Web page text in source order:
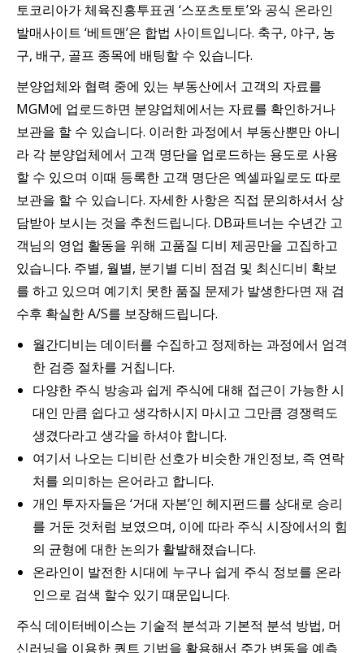
토코리아가 체육진흥투표권 ‘스포츠토토’와 공식 온라인
발매사이트 ‘베트맨’은 합법 사이트입니다. 축구, 야구, 농
구, 배구, 골프 종목에 배팅할 수 있습니다.
분양업체와 협력 중에 있는 부동산에서 고객의 자료를
MGM에 업로드하면 분양업체에서는 자료를 확인하거나
보관을 할 수 있습니다. 이러한 과정에서 부동산뿐만 아니
라 각 분양업체에서 고객 명단을 업로드하는 용도로 사용
할 수 있으며 이때 등록한 고객 명단은 엑셀파일로도 따로
보관을 할 수 있습니다. 자세한 사항은 직접 문의하셔서 상
담받아 보시는 것을 추천드립니다. DB파트너는 수년간 고
객님의 영업 활동을 위해 고품질 디비 제공만을 고집하고
있습니다. 주별, 월별, 분기별 디비 점검 및 최신디비 확보
를 하고 있으며 예기치 못한 품질 문제가 발생한다면 재 검
수후 확실한 A/S를 보장해드립니다.
월간디비는 데이터를 수집하고 정제하는 과정에서 엄격
한 검증 절차를 거칩니다.
다양한 주식 방송과 쉽게 주식에 대해 접근이 가능한 시
대인 만큼 쉽다고 생각하시지 마시고 그만큼 경쟁력도
생겼다라고 생각을 하셔야 합니다.
여기서 나오는 디비란 선호가 비슷한 개인정보, 즉 연락
처를 의미하는 은어라고 합니다.
개인 투자자들은 ‘거대 자본’인 헤지펀드를 상대로 승리
를 거둔 것처럼 보였으며, 이에 따라 주식 시장에서의 힘
의 균형에 대한 논의가 활발해졌습니다.
온라인이 발전한 시대에 누구나 쉽게 주식 정보를 온라
인으로 검색 할수 있기 떄문입니다.
주식 데이터베이스는 기술적 분석과 기본적 분석 방법, 머
신러닝을 이용한 퀀트 기법을 활용해서 주가 변동을 예측